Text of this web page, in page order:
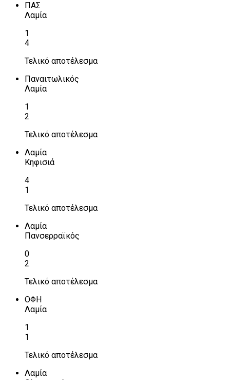
ΠΑΣ
Λαμία
1
4
Τελικό αποτέλεσμα
Παναιτωλικός
Λαμία
1
2
Τελικό αποτέλεσμα
Λαμία
Κηφισιά
4
1
Τελικό αποτέλεσμα
Λαμία
Πανσερραϊκός
0
2
Τελικό αποτέλεσμα
ΟΦΗ
Λαμία
1
1
Τελικό αποτέλεσμα
Λαμία